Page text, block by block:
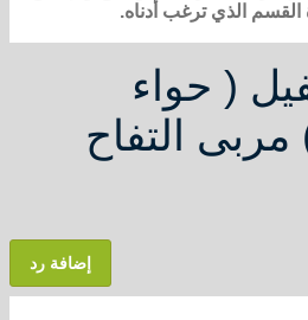
القسم الذي ترغب أدناه.
( حواء
التفاح
إضافة رد